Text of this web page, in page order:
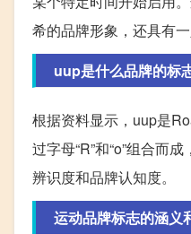
希的品牌形象，还具有
uup是什么品牌的标
根据资料显示，uup是
过字母“R”和“o”组合而
辨识度和品牌认知度。
运动品牌标志的涵义